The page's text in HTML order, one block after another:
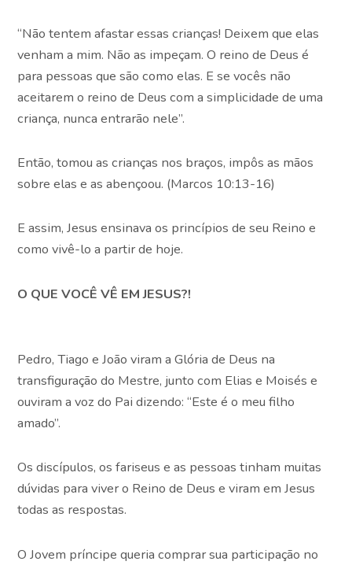
“Não tentem afastar essas crianças! Deixem que elas
venham a mim. Não as impeçam. O reino de Deus é
para pessoas que são como elas. E se vocês não
aceitarem o reino de Deus com a simplicidade de uma
criança, nunca entrarão nele”.
Então, tomou as crianças nos braços, impôs as mãos
sobre elas e as abençoou. (Marcos 10:13-16)
E assim, Jesus ensinava os princípios de seu Reino e
como vivê-lo a partir de hoje.
O QUE VOCÊ VÊ EM JESUS?!
Pedro, Tiago e João viram a Glória de Deus na
transfiguração do Mestre, junto com Elias e Moisés e
ouviram a voz do Pai dizendo: “Este é o meu filho
amado”.
Os discípulos, os fariseus e as pessoas tinham muitas
dúvidas para viver o Reino de Deus e viram em Jesus
todas as respostas.
O Jovem príncipe queria comprar sua participação no